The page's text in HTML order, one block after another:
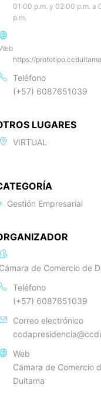
01:00 p.m. y 02:00 p.m. a
p.m.
https://
Teléfono
(+57) 6087651039
LUGARES
VIRTUAL
Gestión Empresarial
Cámara de Comercio de
Teléfono
(+57) 6087651039
Correo electrónico
Web
Cámara de Comercio
Duitama